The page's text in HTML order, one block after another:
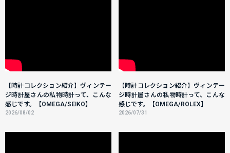
【時計コレクション紹介】ヴィンテー
ジ時計屋さんの私物時計って、こんな
感じです。【OMEGA/SEIKO】
2026/08/02
【時計コレクション紹介】ヴィンテー
ジ時計屋さんの私物時計って、こんな
感じです。【OMEGA/ROLEX】
2026/07/31